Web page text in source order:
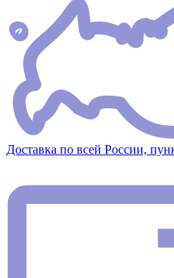
Доставка по всей России,